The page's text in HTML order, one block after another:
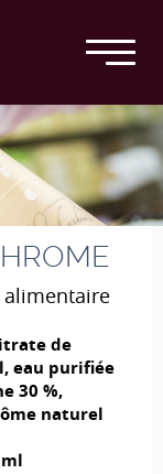
de
eau purifiée
30 %,
naturel